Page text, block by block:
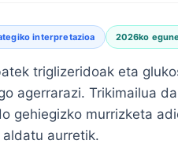
interpretazioa 2026ko
triglizeridoak eta
agerrarazi. Trikimailua
gehiegizko murrizketa
aurretik.